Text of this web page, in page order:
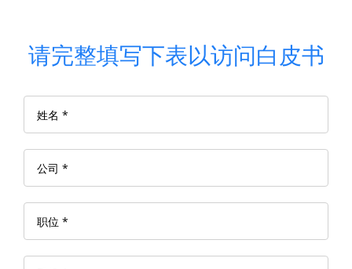
请完整填写下表以访问白皮书